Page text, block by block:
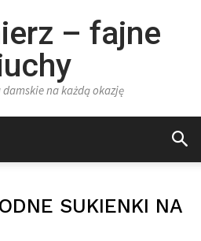
– fajne
na każdą okazję
SUKIENKI NA